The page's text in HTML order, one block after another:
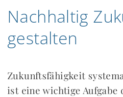
Nachhaltig
gestalten
Zukunftsfähigkeit
ist eine wichtige Auf­gabe